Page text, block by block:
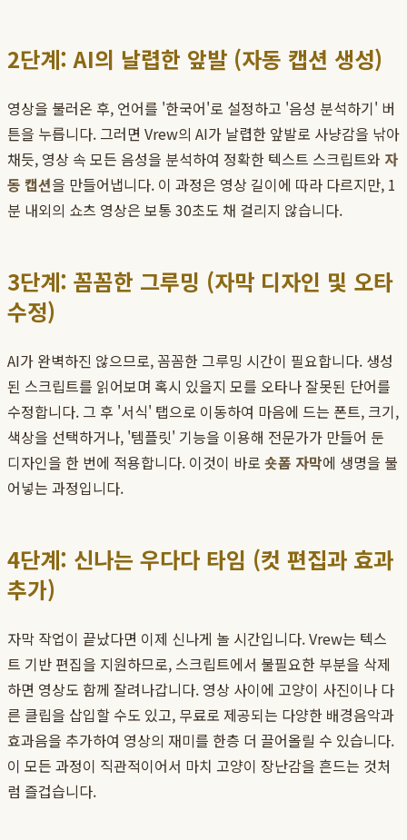
2단계: AI의 날렵한 앞발 (자동 캡션 생성)
영상을 불러온 후, 언어를 '한국어'로 설정하고 '음성 분석하기' 버
튼을 누릅니다. 그러면 Vrew의 AI가 날렵한 앞발로 사냥감을 낚아
채듯, 영상 속 모든 음성을 분석하여 정확한 텍스트 스크립트와 자
동 캡션을 만들어냅니다. 이 과정은 영상 길이에 따라 다르지만, 1
분 내외의 쇼츠 영상은 보통 30초도 채 걸리지 않습니다.
3단계: 꼼꼼한 그루밍 (자막 디자인 및 오타
수정)
AI가 완벽하진 않으므로, 꼼꼼한 그루밍 시간이 필요합니다. 생성
된 스크립트를 읽어보며 혹시 있을지 모를 오타나 잘못된 단어를
수정합니다. 그 후 '서식' 탭으로 이동하여 마음에 드는 폰트, 크기,
색상을 선택하거나, '템플릿' 기능을 이용해 전문가가 만들어 둔
디자인을 한 번에 적용합니다. 이것이 바로 숏폼 자막에 생명을 불
어넣는 과정입니다.
4단계: 신나는 우다다 타임 (컷 편집과 효과
추가)
자막 작업이 끝났다면 이제 신나게 놀 시간입니다. Vrew는 텍스
트 기반 편집을 지원하므로, 스크립트에서 불필요한 부분을 삭제
하면 영상도 함께 잘려나갑니다. 영상 사이에 고양이 사진이나 다
른 클립을 삽입할 수도 있고, 무료로 제공되는 다양한 배경음악과
효과음을 추가하여 영상의 재미를 한층 더 끌어올릴 수 있습니다.
이 모든 과정이 직관적이어서 마치 고양이 장난감을 흔드는 것처
럼 즐겁습니다.